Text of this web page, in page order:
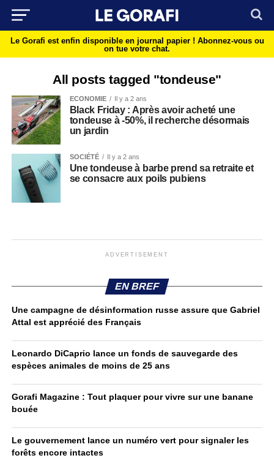
Le Gorafi est enfin disponible en journal papier ! Abonnez-vous ou
on tue votre chat.
All posts tagged "tondeuse"
ECONOMIE Il y a 2 ans
Black Friday : Après avoir acheté une
tondeuse à -50%, il recherche désormais
un jardin
SOCIÉTÉ Il y a 2 ans
Une tondeuse à barbe prend sa retraite et
se consacre aux poils pubiens
ADVERTISEMENT
EN BREF
Une campagne de désinformation russe assure que Gabriel
Attal est apprécié des Français
Leonardo DiCaprio lance un fonds de sauvegarde des
espèces animales de moins de 25 ans
Gorafi Magazine : Tout plaquer pour vivre sur une banane
bouée
Le gouvernement lance un numéro vert pour signaler les
forêts encore intactes